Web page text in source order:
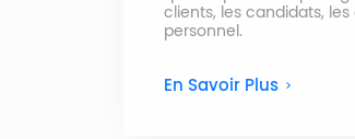
clients, les candidats,
personnel.
En Savoir Plus